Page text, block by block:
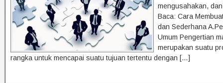
mengusahakan,
Baca: Cara
dan Sederhana
Umum Pengertian
merupakan suatu
rangka untuk mencapai suatu tujuan tertentu dengan […]